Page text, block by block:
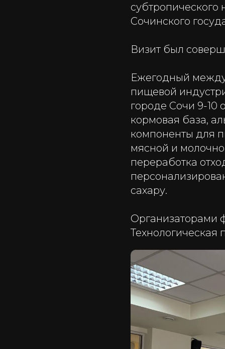
субтропического
Сочинского
Визит был
Ежегодный
пищевой
городе Сочи 9-10
кормовая база,
компоненты для
мясной и
переработка
сахару.
Организаторами
Технологическая